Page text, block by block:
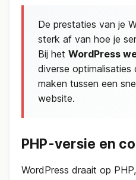
De prestaties van je
sterk af van hoe je
Bij het WordPress
diverse optimalisaties
maken tussen een
website.
PHP-versie en
WordPress draait op